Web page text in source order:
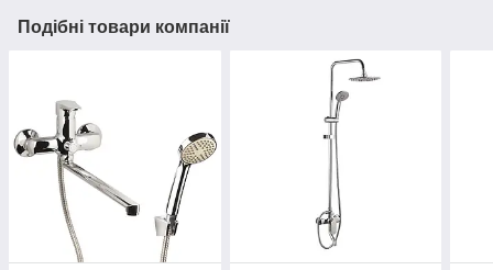
Подібні товари компанії